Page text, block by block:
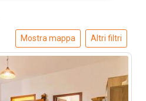
Mostra mappa Altri filtri